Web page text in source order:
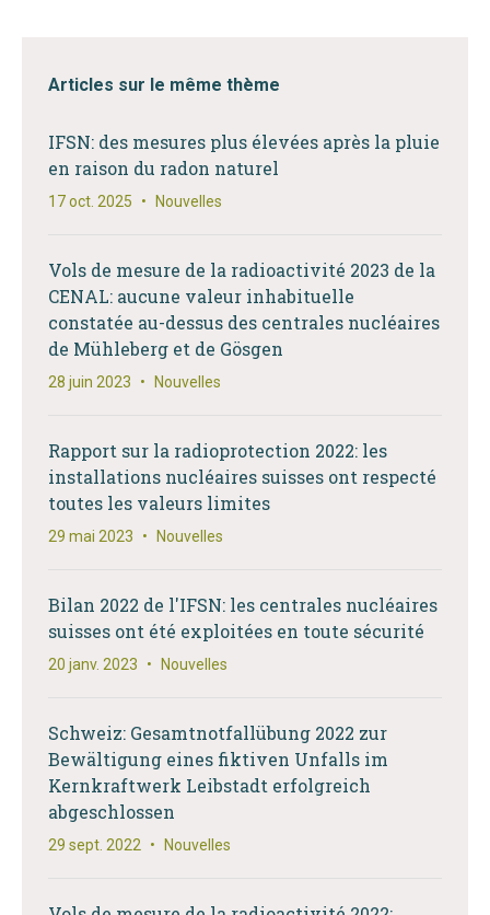
Articles sur le même thème
IFSN: des mesures plus élevées après la pluie
en raison du radon naturel
17 oct. 2025 • Nouvelles
Vols de mesure de la radioactivité 2023 de la
CENAL: aucune valeur inhabituelle
constatée au-dessus des centrales nucléaires
de Mühleberg et de Gösgen
28 juin 2023 • Nouvelles
Rapport sur la radioprotection 2022: les
installations nucléaires suisses ont respecté
toutes les valeurs limites
29 mai 2023 • Nouvelles
Bilan 2022 de l'IFSN: les centrales nucléaires
suisses ont été exploitées en toute sécurité
20 janv. 2023 • Nouvelles
Schweiz: Gesamtnotfallübung 2022 zur
Bewältigung eines fiktiven Unfalls im
Kernkraftwerk Leibstadt erfolgreich
abgeschlossen
29 sept. 2022 • Nouvelles